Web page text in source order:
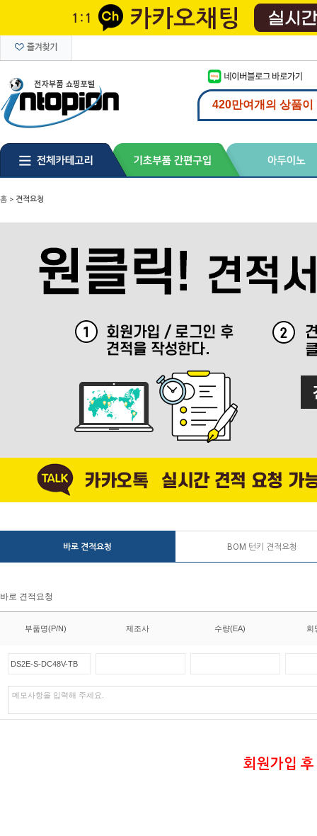
홈 > 견적요청
바로 견적요청 BOM 턴키 견적요청
바로 견적요청
부품명(P/N) 제조사 수량(EA) 희
회원가입